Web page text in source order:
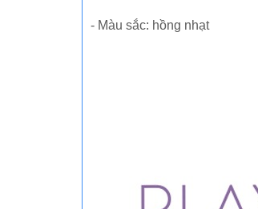
- Màu sắc: hồng nhạt